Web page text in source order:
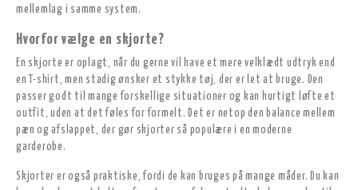
mellemlag i samme system.
Hvorfor vælge en skjorte?
En skjorte er oplagt, når du gerne vil have et mere velklædt udtryk end
en T-shirt, men stadig ønsker et stykke tøj, der er let at bruge. Den
passer godt til mange forskellige situationer og kan hurtigt løfte et
outfit, uden at det føles for formelt. Det er netop den balance mellem
pæn og afslappet, der gør skjorter så populære i en moderne
garderobe.
Skjorter er også praktiske, fordi de kan bruges på mange måder. Du kan